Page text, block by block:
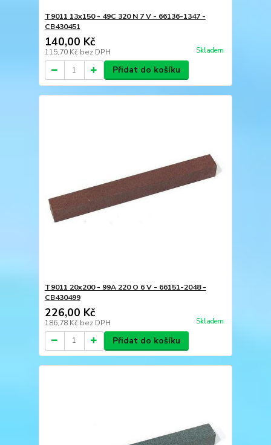
T9011 13x150 - 49C 320 N 7 V - 66136-1347 -
CB430451
140,00 Kč
115,70 Kč bez DPH Skladem
Přidat do košíku
T9011 20x200 - 99A 220 O 6 V - 66151-2048 -
CB430499
226,00 Kč
186,78 Kč bez DPH Skladem
Přidat do košíku